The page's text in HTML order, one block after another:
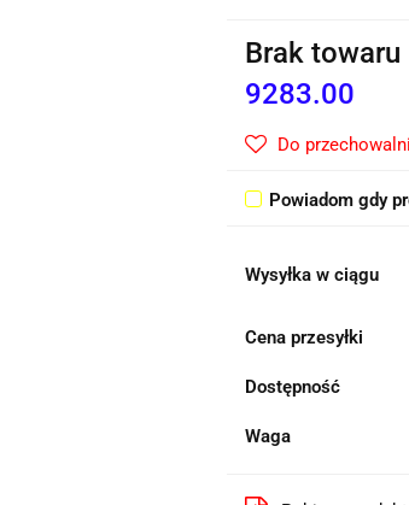
Brak towaru
9283.00
Do przechowalni
Powiadom gdy
Wysyłka w ciągu
Cena przesyłki
Dostępność
Waga